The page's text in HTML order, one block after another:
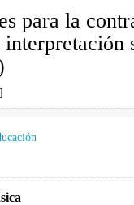
para la